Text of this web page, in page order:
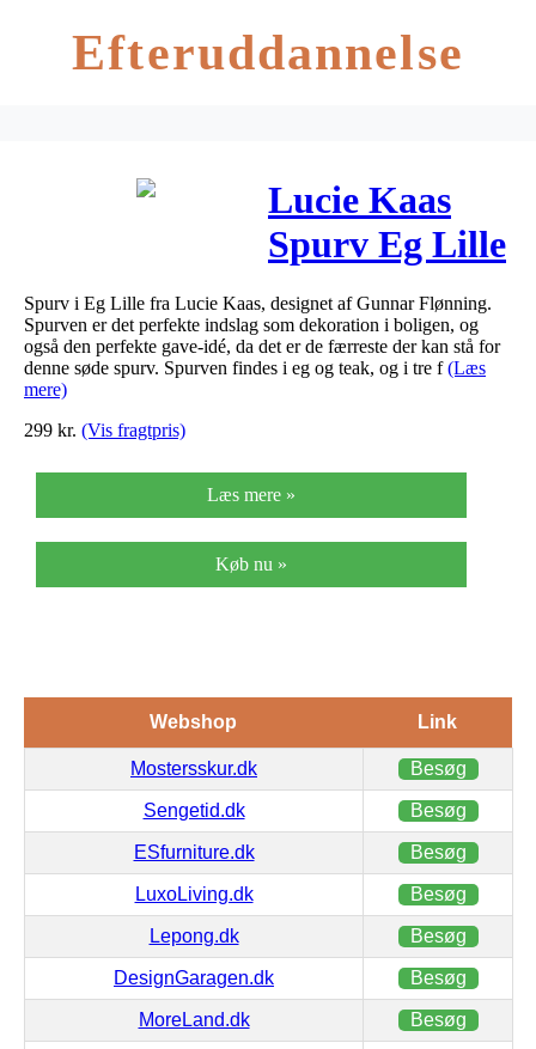
Efteruddannelse
Lucie Kaas
Spurv Eg Lille
Spurv i Eg Lille fra Lucie Kaas, designet af Gunnar Flønning.
Spurven er det perfekte indslag som dekoration i boligen, og
også den perfekte gave-idé, da det er de færreste der kan stå for
denne søde spurv. Spurven findes i eg og teak, og i tre f(Læs
mere)
299 kr. (Vis fragtpris)
Læs mere »
Køb nu »
Webshop Link
Mostersskur.dk Besøg
Sengetid.dk Besøg
ESfurniture.dk Besøg
LuxoLiving.dk Besøg
Lepong.dk Besøg
DesignGaragen.dk Besøg
MoreLand.dk Besøg